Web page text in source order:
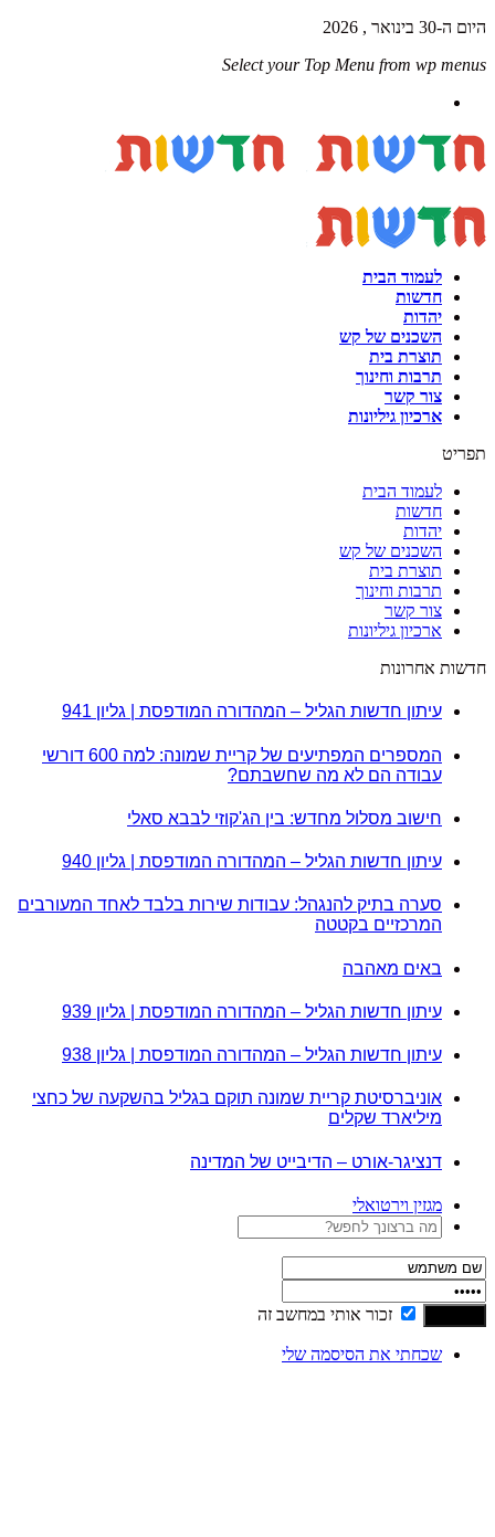
היום ה-30 בינואר , 2026
Select your Top Menu from wp menus
לעמוד הבית
חדשות
יהדות
השכנים של קש
תוצרת בית
תרבות וחינוך
צור קשר
ארכיון גיליונות
תפריט
לעמוד הבית
חדשות
יהדות
השכנים של קש
תוצרת בית
תרבות וחינוך
צור קשר
ארכיון גיליונות
חדשות אחרונות
עיתון חדשות הגליל – המהדורה המודפסת | גליון 941
המספרים המפתיעים של קריית שמונה: למה 600 דורשי
עבודה הם לא מה שחשבתם?
חישוב מסלול מחדש: בין הג'קוזי לבבא סאלי
עיתון חדשות הגליל – המהדורה המודפסת | גליון 940
סערה בתיק להנגהל: עבודות שירות בלבד לאחד המעורבים
המרכזיים בקטטה
באים מאהבה
עיתון חדשות הגליל – המהדורה המודפסת | גליון 939
עיתון חדשות הגליל – המהדורה המודפסת | גליון 938
אוניברסיטת קריית שמונה תוקם בגליל בהשקעה של כחצי
מיליארד שקלים
דנציגר-אורט – הדיבייט של המדינה
מגזין וירטואלי
זכור אותי במחשב זה
שכחתי את הסיסמה שלי